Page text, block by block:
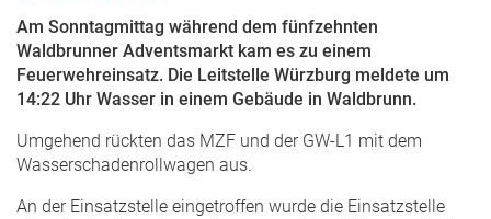
Am Sonntagmittag während dem fünfzehnten
Waldbrunner Adventsmarkt kam es zu einem
Feuerwehreinsatz. Die Leitstelle Würzburg meldete um
14:22 Uhr Wasser in einem Gebäude in Waldbrunn.
Umgehend rückten das MZF und der GW-L1 mit dem
Wasserschadenrollwagen aus.
An der Einsatzstelle eingetroffen wurde die Einsatzstelle